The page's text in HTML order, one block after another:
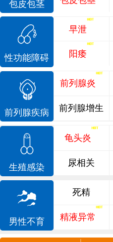
包皮包茎
性功能障碍
早泄
阳痿
前列腺疾病
前列腺炎
前列腺增生
生殖感染
龟头炎
尿相关
男性不育
死精
精液异常